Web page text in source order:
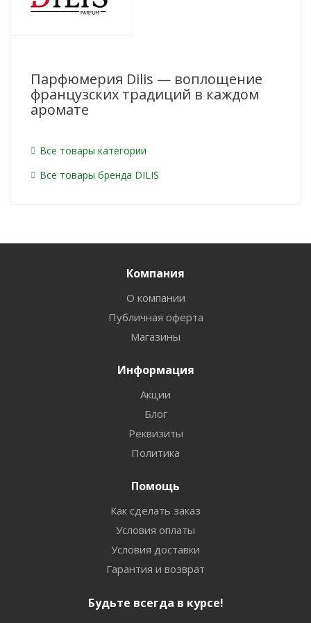
Парфюмерия Dilis — воплощение
французских традиций в каждом
аромате
Все товары категории
Все товары бренда DILIS
Компания
О компании
Публичная оферта
Магазины
Информация
Акции
Блог
Реквизиты
Политика
Помощь
Как сделать заказ
Условия оплаты
Условия доставки
Гарантия и возврат
Будьте всегда в курсе!